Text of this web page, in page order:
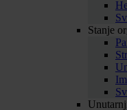
Stanje